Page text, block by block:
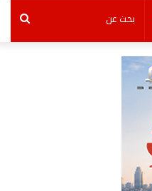
بحث